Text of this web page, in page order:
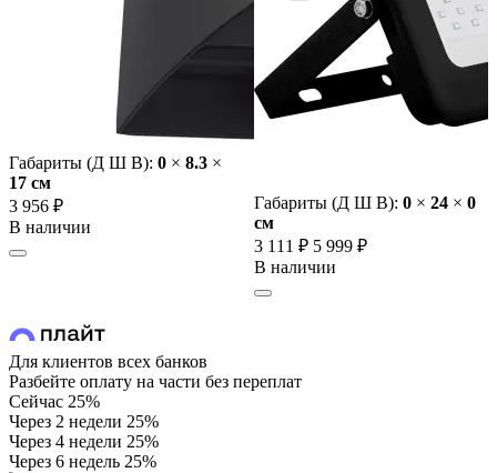
Габариты (Д Ш В): 0 × 8.3 ×
17 cм
3 956 ₽
В наличии
Габариты (Д Ш В): 0 × 24 × 0
cм
3 111 ₽ 5 999 ₽
В наличии
Для клиентов всех банков
Разбейте оплату на части без переплат
Сейчас 25%
Через 2 недели 25%
Через 4 недели 25%
Через 6 недель 25%